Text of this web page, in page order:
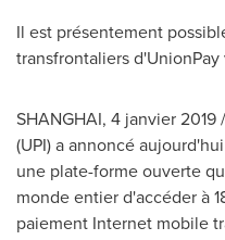
Il est présentement
transfrontaliers
SHANGHAI, 4 janvier 2019
(UPI) a annoncé
une plate-forme ouverte
monde entier d'accéder à
paiement Internet mobile